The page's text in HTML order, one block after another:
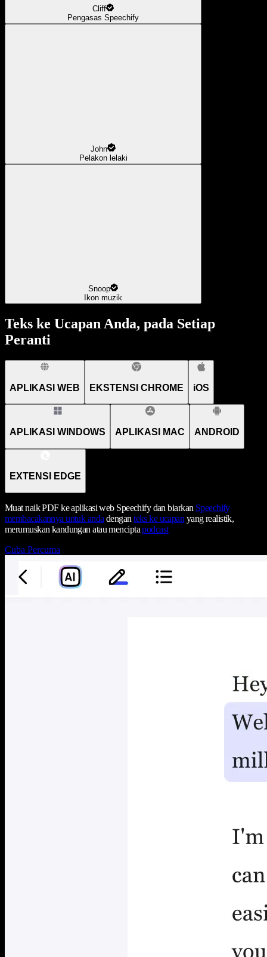
Cliff
Pengasas Speechify
John
Pelakon lelaki
Snoop
Ikon muzik
Teks ke Ucapan Anda, pada Setiap
Peranti
APLIKASI WEB EKSTENSI CHROME iOS
APLIKASI WINDOWS APLIKASI MAC ANDROID
EXTENSI EDGE
Muat naik PDF ke aplikasi web Speechify dan biarkan Speechify
membacakannya untuk anda denganteks ke ucapan yang realistik,
merumuskan kandungan atau menciptapodcast
Cuba Percuma